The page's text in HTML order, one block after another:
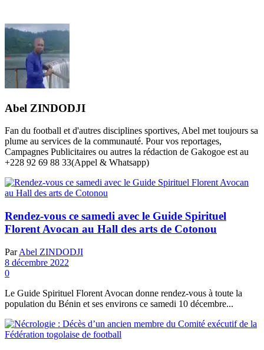
Abel ZINDODJI
Fan du football et d'autres disciplines sportives, Abel met toujours sa
plume au services de la communauté. Pour vos reportages,
Campagnes Publicitaires ou autres la rédaction de Gakogoe est au
+228 92 69 88 33(Appel & Whatsapp)
Rendez-vous ce samedi avec le Guide Spirituel
Florent Avocan au Hall des arts de Cotonou
Par Abel ZINDODJI
8 décembre 2022
0
Le Guide Spirituel Florent Avocan donne rendez-vous à toute la
population du Bénin et ses environs ce samedi 10 décembre...